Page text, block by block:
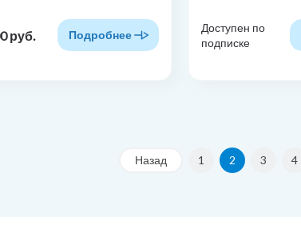
руб. Подробнее
Доступен по
подписке
Назад 1 2 3 4